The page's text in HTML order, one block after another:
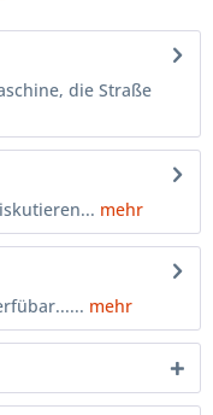
die Straße
mehr
mehr